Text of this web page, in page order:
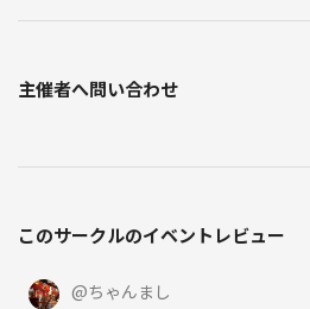
主催者へ問い合わせ
このサークルのイベントレビュー
@ちゃんまし